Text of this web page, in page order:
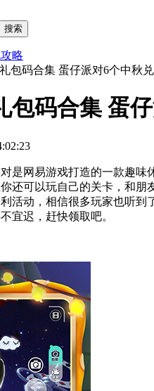
略
包码合集 蛋仔派对6个中秋
包码合集 蛋
对是网易游戏打造的一款趣
还可以玩自己的关卡，和
活动，相信很多玩家也听
宜迟，赶快领取吧。